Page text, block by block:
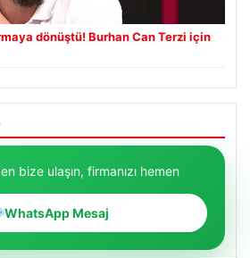
dönüştü! Burhan Can Terzi için
bize ulaşın, firmanızı hemen
WhatsApp Mesaj